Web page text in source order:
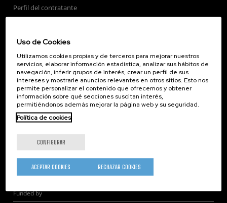
Perfil del contratante
Nanoóptica
Autoensamblado
Nanobiosistemas
Nanodispositivos
Microscopía Electrónica
Teoría
Microscopía de Detección Cuántica
Nanoingeniería
Hardware Cuántico
Funded by
Uso de Cookies
Utilizamos cookies propias y de terceros para mejorar nuestros
servicios, elaborar información estadística, analizar sus hábitos de
navegación, inferir grupos de interés, crear un perfil de sus
intereses y mostrarle anuncios relevantes en otros sitios. Esto nos
permite personalizar el contenido que ofrecemos y obtener
información sobre qué secciones suscitan interés,
permitiéndonos además mejorar la página web y su seguridad.
Política de cookies
CONFIGURAR
RECHAZAR COOKIES
ACEPTAR COOKIES